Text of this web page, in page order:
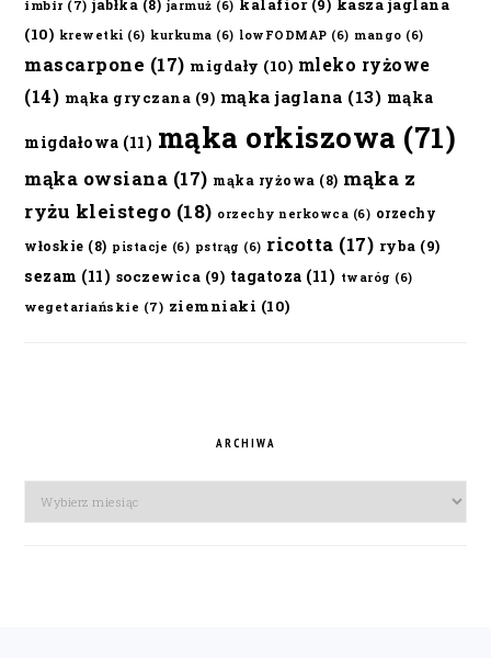
imbir (7) jabłka (8) jarmuż (6) kalafior(9) kasza jaglana
(10) krewetki (6) kurkuma (6) lowFODMAP (6) mango (6)
mascarpone (17) migdały (10) mleko ryżowe
(14) mąka gryczana (9) mąka jaglana (13) mąka
migdałowa (11) mąka orkiszowa (71)
mąka owsiana (17) mąka ryżowa (8) mąka z
ryżu kleistego (18) orzechy nerkowca (6) orzechy
włoskie (8) pistacje (6) pstrąg (6) ricotta (17) ryba (9)
sezam (11) soczewica (9) tagatoza (11) twaróg (6)
wegetariańskie (7) ziemniaki (10)
ARCHIWA
Archiwa